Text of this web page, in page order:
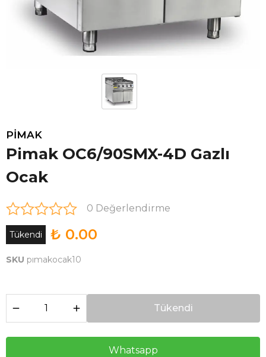
PİMAK
Pimak OC6/90SMX-4D Gazlı
Ocak
0 Değerlendirme
Tükendi ₺ 0.00
SKU pımakocak10
Tükendi
Whatsapp